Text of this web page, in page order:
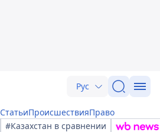
Рус
СтатьиПроисшествияПраво
#Казахстан в сравнении